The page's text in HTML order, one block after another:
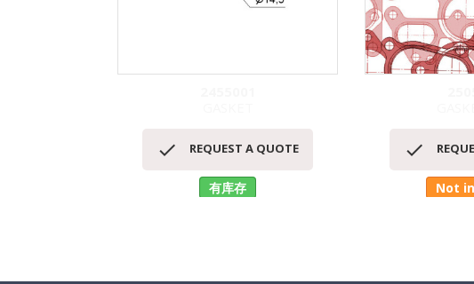
快速查看
 REQUEST A QUOTE
有库存
快

Not